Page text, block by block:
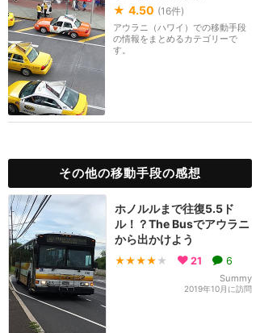
★ 4.50 (16件)
アウラニ（ハワイ）での移動手段
の情報をまとめるカテゴリーで
す。
その他の移動手段の感想
ホノルルまで往復5.5ド
ル！？The Busでアウラニ
から出かけよう
★★★★ ★ 21 6
Summy
2019年10月に訪問